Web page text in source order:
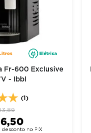
Elétrica
Fr-600 Exclusive
- Ibbl
(1)
,89
,50
desconto no PIX